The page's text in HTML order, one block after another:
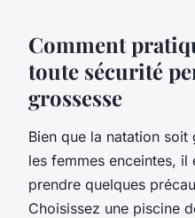
Comment
toute sécurité
grossesse
Bien que la natation
les femmes enceintes,
prendre quelques
Choisissez une piscine